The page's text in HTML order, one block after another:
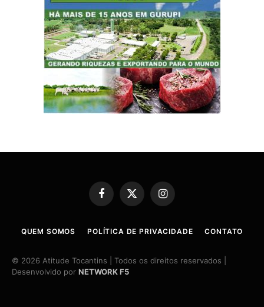
Facebook
X
(Twitter)
Instagram
QUEM SOMOS POLÍTICA DE PRIVACIDADE CONTATO
© 2026 Atitude Tocantins | Todos os direitos reservados |
Desenvolvido por NETWORK F5